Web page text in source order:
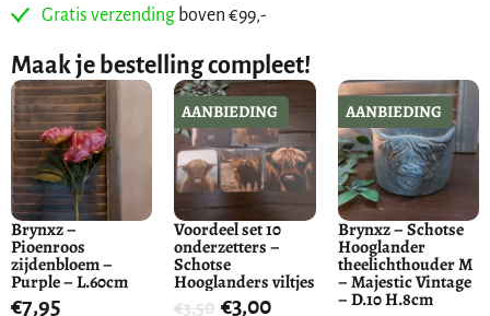
Gratis verzendingboven €99,-
Maak je bestelling compleet!
Brynxz –
Pioenroos
zijdenbloem –
Purple – L.60cm
€7,95
AANBIEDING
Voordeel set 10
onderzetters –
Schotse
Hooglanders viltjes
€3,50 €3,00
AANBIEDING
Brynxz – Schotse
Hooglander
theelichthouder M
– Majestic Vintage
– D.10 H.8cm